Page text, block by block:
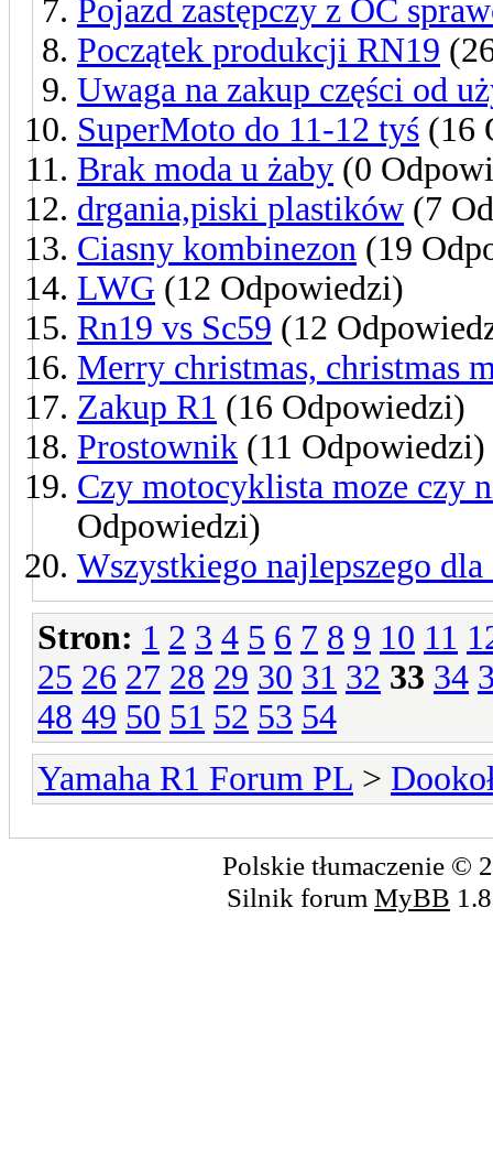
Pojazd zastępczy z OC
Początek produkcji RN19
Uwaga na zakup części od
SuperMoto do 11-12 tyś (16
Brak moda u żaby (0
drgania,piski plastików (7
Ciasny kombinezon (19
LWG (12 Odpowiedzi)
Rn19 vs Sc59 (12
Merry christmas, christmas
Zakup R1 (16 Odpowiedzi)
Prostownik (11 Odpowiedzi)
Czy motocyklista moze czy
Odpowiedzi)
Wszystkiego najlepszego dla
Stron: 1 2 3 4 5 6 7 8 9 10 11
25 26 27 28 29 30 31 32 33 34
48 49 50 51 52 53 54
Yamaha R1 Forum PL >
Polskie tłumaczenie ©
Silnik forum MyBB